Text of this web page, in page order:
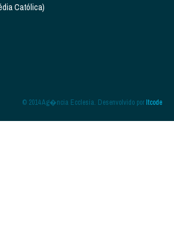
Católica)
© 2014 Ag�ncia Ecclesia. Desenvolvido porItcode